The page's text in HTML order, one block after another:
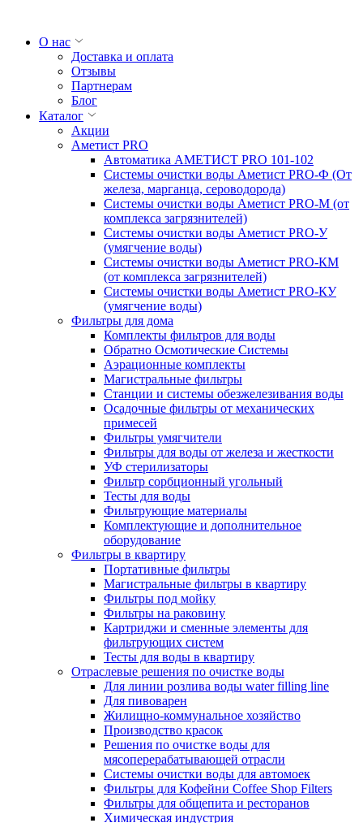
О нас
Доставка и оплата
Отзывы
Партнерам
Блог
Каталог
Акции
Аметист PRO
Автоматика АМЕТИСТ PRO 101-102
Системы очистки воды Аметист PRO-Ф (От
железа, марганца, сероводорода)
Системы очистки воды Аметист PRO-M (от
комплекса загрязнителей)
Системы очистки воды Аметист PRO-У
(умягчение воды)
Системы очистки воды Аметист PRO-КM
(от комплекса загрязнителей)
Системы очистки воды Аметист PRO-КУ
(умягчение воды)
Фильтры для дома
Комплекты фильтров для воды
Обратно Осмотические Системы
Аэрационные комплекты
Магистральные фильтры
Станции и системы обезжелезивания воды
Осадочные фильтры от механических
примесей
Фильтры умягчители
Фильтры для воды от железа и жесткости
УФ стерилизаторы
Фильтр сорбционный угольный
Тесты для воды
Фильтрующие материалы
Комплектующие и дополнительное
оборудование
Фильтры в квартиру
Портативные фильтры
Магистральные фильтры в квартиру
Фильтры под мойку
Фильтры на раковину
Картриджи и сменные элементы для
фильтрующих систем
Тесты для воды в квартиру
Отраслевые решения по очистке воды
Для линии розлива воды water filling line
Для пивоварен
Жилищно-коммунальное хозяйство
Производство красок
Решения по очистке воды для
мясоперерабатывающей отрасли
Системы очистки воды для автомоек
Фильтры для Кофейни Coffee Shop Filters
Фильтры для общепита и ресторанов
Химическая индустрия